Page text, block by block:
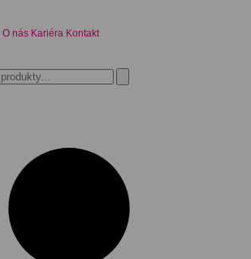
O nás Kariéra Kontakt